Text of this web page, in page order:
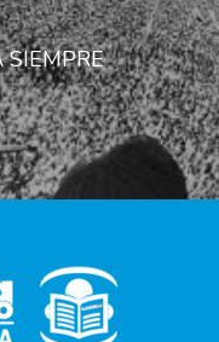
SIEMPRE